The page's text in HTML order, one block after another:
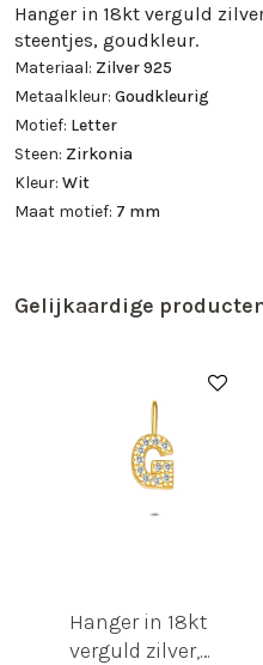
Hanger in 18kt verguld
steentjes, goudkleur.
Materiaal: Zilver 925
Metaalkleur: Goudkleurig
Motief: Letter
Steen: Zirkonia
Kleur: Wit
Maat motief: 7 mm
Gelijkaardige
Hanger in 18kt
verguld zilver,